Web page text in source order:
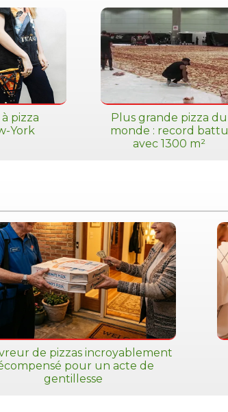
pizza
York
Plus grande pizza du
monde : record battu
avec 1300 m²
de pizzas incroyablement
pour un acte de
gentillesse